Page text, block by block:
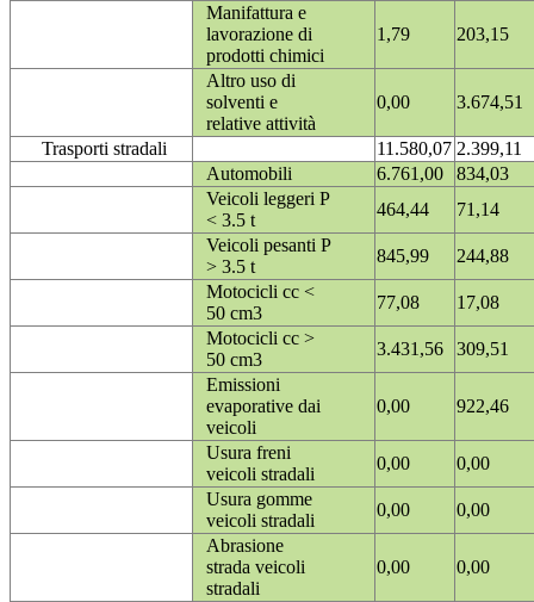
Manifattura e
lavorazione di
prodotti chimici
1,79 203,15
Altro uso di
solventi e
relative attività
0,00 3.674,51
Trasporti stradali 11.580,07 2.399,11
Automobili
6.761,00
834,03
Veicoli leggeri P
< 3.5 t
464,44
71,14
Veicoli pesanti P
> 3.5 t
845,99
244,88
Motocicli cc <
50 cm3
77,08
17,08
Motocicli cc >
50 cm3
3.431,56
309,51
Emissioni
evaporative dai
veicoli
0,00 922,46
Usura freni
veicoli stradali
0,00
0,00
Usura gomme
veicoli stradali
0,00
0,00
Abrasione
strada veicoli
stradali
0,00 0,00